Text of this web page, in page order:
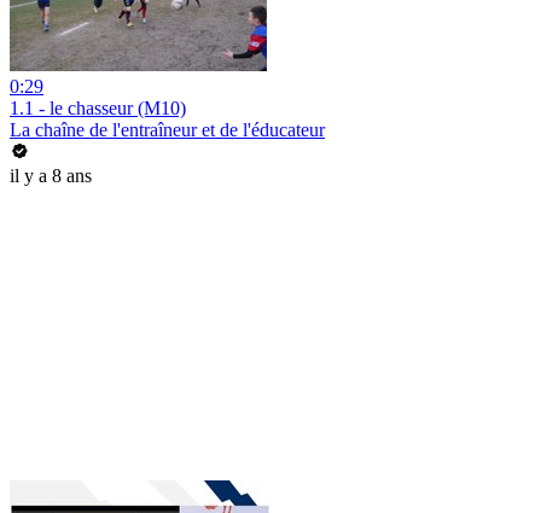
0:29
1.1 - le chasseur (M10)
La chaîne de l'entraîneur et de l'éducateur
il y a 8 ans